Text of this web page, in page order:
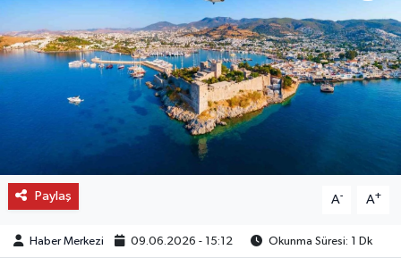
Paylaş A- A+
Haber Merkezi 09.06.2026 - 15:12 Okunma Süresi: 1 Dk
SON DAKİKA
SPOR
FİNANS